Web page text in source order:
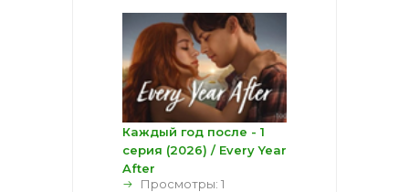
Каждый год после - 1
серия (2026) / Every Year
After
Просмотры: 1